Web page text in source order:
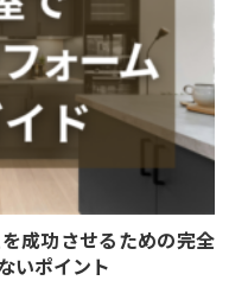
成功させるための完全
いポイント